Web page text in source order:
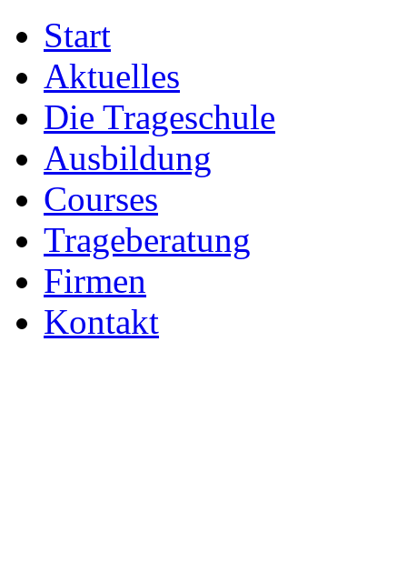
Start
Aktuelles
Die Trageschule
Ausbildung
Courses
Trageberatung
Firmen
Kontakt